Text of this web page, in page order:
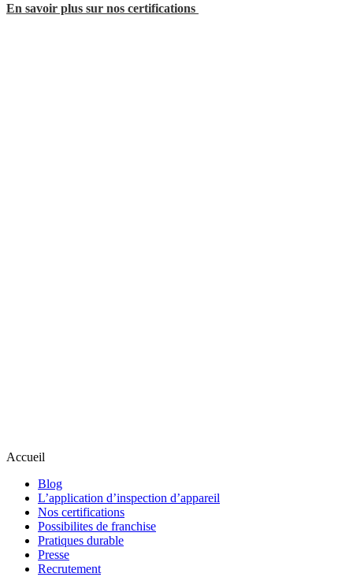
En savoir plus sur nos certifications
Accueil
Blog
L’application d’inspection d’appareil
Nos certifications
Possibilites de franchise
Pratiques durable
Presse
Recrutement